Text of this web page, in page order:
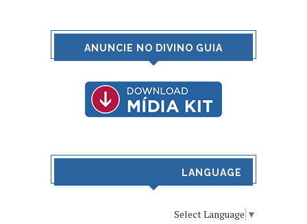
ANUNCIE NO DIVINO GUIA
LANGUAGE
Select Language ▼